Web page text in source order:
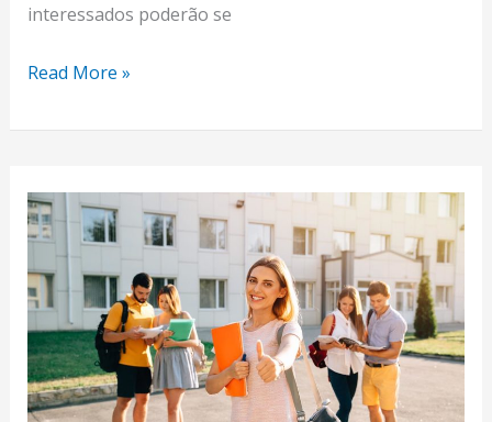
interessados poderão se
Read More »
da
Fuvest
2024
já
pode
ser
feita